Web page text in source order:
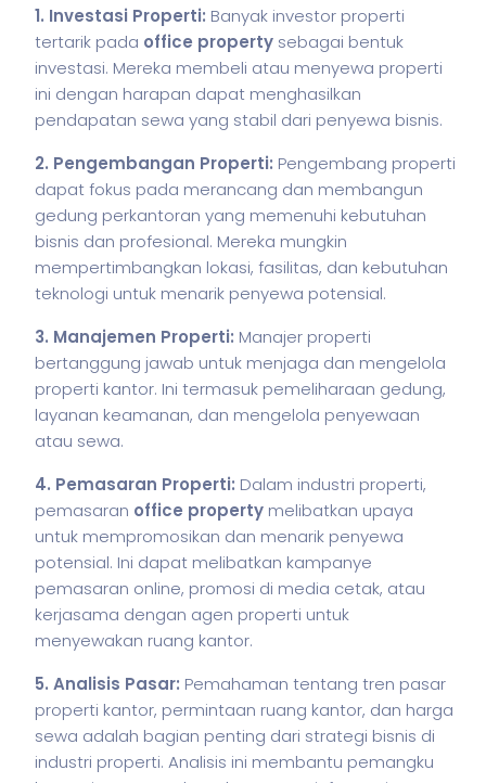
1. Investasi Properti: Banyak investor properti
tertarik pada office property sebagai bentuk
investasi. Mereka membeli atau menyewa properti
ini dengan harapan dapat menghasilkan
pendapatan sewa yang stabil dari penyewa bisnis.
2. Pengembangan Properti: Pengembang properti
dapat fokus pada merancang dan membangun
gedung perkantoran yang memenuhi kebutuhan
bisnis dan profesional. Mereka mungkin
mempertimbangkan lokasi, fasilitas, dan kebutuhan
teknologi untuk menarik penyewa potensial.
3. Manajemen Properti: Manajer properti
bertanggung jawab untuk menjaga dan mengelola
properti kantor. Ini termasuk pemeliharaan gedung,
layanan keamanan, dan mengelola penyewaan
atau sewa.
4. Pemasaran Properti: Dalam industri properti,
pemasaran office property melibatkan upaya
untuk mempromosikan dan menarik penyewa
potensial. Ini dapat melibatkan kampanye
pemasaran online, promosi di media cetak, atau
kerjasama dengan agen properti untuk
menyewakan ruang kantor.
5. Analisis Pasar: Pemahaman tentang tren pasar
properti kantor, permintaan ruang kantor, dan harga
sewa adalah bagian penting dari strategi bisnis di
industri properti. Analisis ini membantu pemangku